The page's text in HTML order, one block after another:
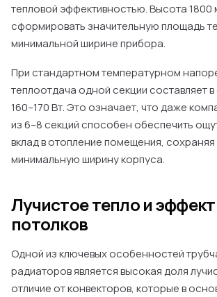
тепловой эффективностью. Высота 1800
сформировать значительную площадь
минимальной ширине прибора.
При стандартном температурном
теплоотдача одной секции составляет
160–170 Вт. Это означает, что даже
из 6–8 секций способен обеспечить
вклад в отопление помещения, сохраняя
минимальную ширину корпуса.
Лучистое тепло и
потолков
Одной из ключевых особенностей
радиаторов является высокая доля
отличие от конвекторов, которые в